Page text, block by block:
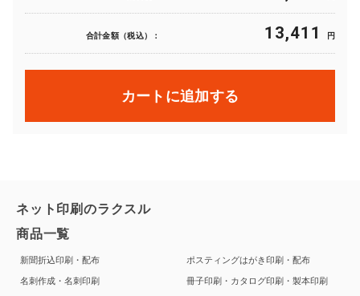
合計金額（税込）： 13,411 円
カートに追加する
ネット印刷のラクスル
商品一覧
新聞折込印刷・配布
名刺作成・名刺印刷
ポスティングはがき印刷・配布
冊子印刷・カタログ印刷・製本印刷